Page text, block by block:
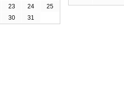
23 24 25
30 31